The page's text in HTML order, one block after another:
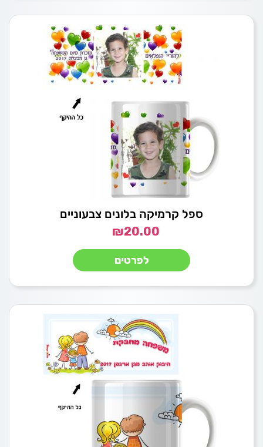
ספל קרמיקה בלונים צבעוניים
₪20.00
לפרטים